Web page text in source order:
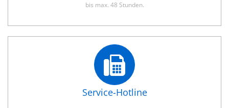
bis max. 48 Stunden.
Service-Hotline